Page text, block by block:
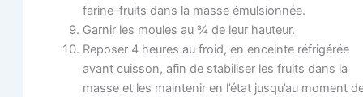
farine-fruits dans la masse émulsionnée.
Gar­nir les moules au ¾ de leur hauteur.
Repo­ser 4 heures au froid, en enceinte réfri­gé­rée
avant cuis­son, afin de sta­bi­li­ser les fruits dans la
masse et les main­te­nir en l’état jusqu’au moment